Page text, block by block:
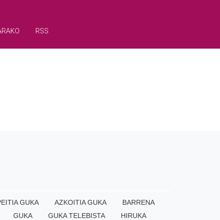
RSS
GUKA AZKOITIA GUKA
BARRENA
GUKA
GUKA TELEBISTA HIRUKA